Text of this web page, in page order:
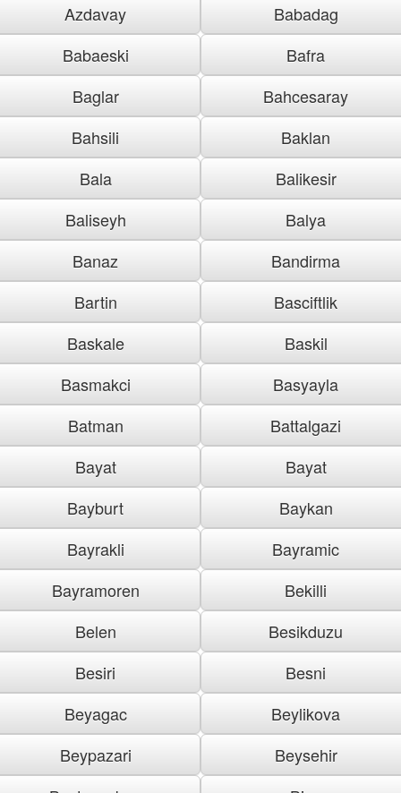
Azdavay
Babadag
Babaeski
Bafra
Baglar
Bahcesaray
Bahsili
Baklan
Bala
Balikesir
Baliseyh
Balya
Banaz
Bandirma
Bartin
Basciftlik
Baskale
Baskil
Basmakci
Basyayla
Batman
Battalgazi
Bayat
Bayat
Bayburt
Baykan
Bayrakli
Bayramic
Bayramoren
Bekilli
Belen
Besikduzu
Besiri
Besni
Beyagac
Beylikova
Beypazari
Beysehir